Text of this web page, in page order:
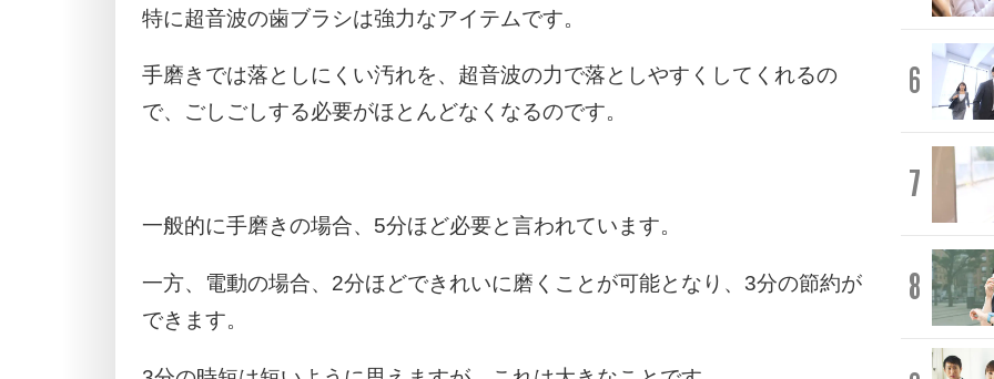
特に超音波の歯ブラシは強力なアイテムです。
手磨きでは落としにくい汚れを、超音波の力で落としやすくしてくれるの
で、ごしごしする必要がほとんどなくなるのです。
一般的に手磨きの場合、5分ほど必要と言われています。
一方、電動の場合、2分ほどできれいに磨くことが可能となり、3分の節約が
できます。
6
7
8